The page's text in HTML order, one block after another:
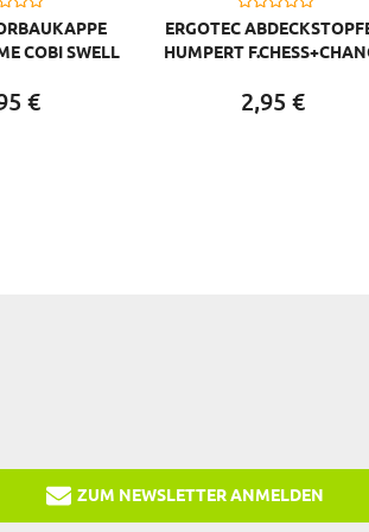
COBI SWELL
€
ERGOTEC
HUMPERT
2,95 €
ZUM NEWSLETTER ANMELDEN